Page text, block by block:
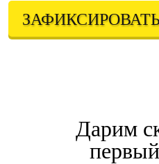
Оставляя свои контактные данные, вы
Дарим